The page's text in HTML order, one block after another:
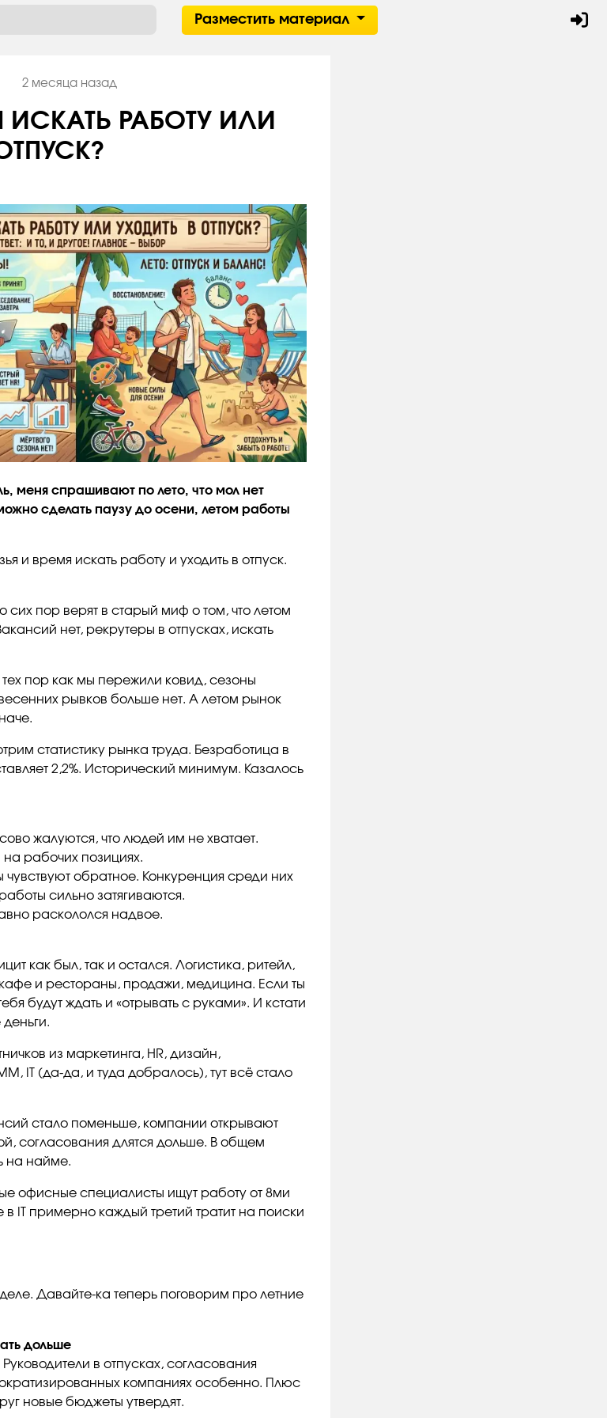
Разместить материал
2 месяца назад
ИСКАТЬ РАБОТУ ИЛИ
меня спрашивают по лето, что мол нет
сделать паузу до осени, летом работы
и время искать работу и уходить в отпуск.
сих пор верят в старый миф о том, что летом
нет, рекрутеры в отпусках, искать
тех пор как мы пережили ковид, сезоны
рывков больше нет. А летом рынок
статистику рынка труда. Безработица в
2,2%. Исторический минимум. Казалось
жалуются, что людей им не хватает.
рабочих позициях.
обратное. Конкуренция среди них
сильно затягиваются.
раскололся надвое.
как был, так и остался. Логистика, ритейл,
и рестораны, продажи, медицина. Если ты
будут ждать и «отрывать с руками». И кстати
из маркетинга, HR, дизайн,
IT (да-да, и туда добралось), тут всё стало
стало поменьше, компании открывают
согласования длятся дольше. В общем
на найме.
офисные специалисты ищут работу от 8ми
IT примерно каждый третий тратит на поиски
Давайте-ка теперь поговорим про летние
дольше
в отпусках, согласования
компаниях особенно. Плюс
новые бюджеты утвердят.